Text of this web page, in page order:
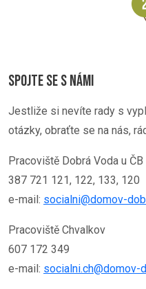
SPOJTE SE S NÁMI
Jestliže si nevíte rady s
otázky, obraťte se na nás,
Pracoviště Dobrá Voda u ČB
387 721 121, 122, 133, 120
e-mail: socialni@domov-
Pracoviště Chvalkov
607 172 349
e-mail: socialni.ch@domov-